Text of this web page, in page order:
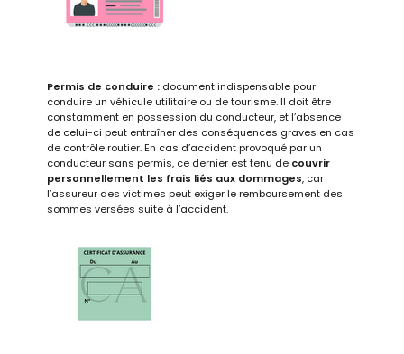
Permis de conduire : document indispensable pour
conduire un véhicule utilitaire ou de tourisme. Il doit être
constamment en possession du conducteur, et l’absence
de celui-ci peut entraîner des conséquences graves en cas
de contrôle routier. En cas d’accident provoqué par un
conducteur sans permis, ce dernier est tenu de couvrir
personnellement les frais liés aux dommages, car
l’assureur des victimes peut exiger le remboursement des
sommes versées suite à l’accident.